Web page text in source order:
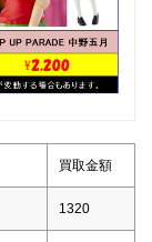
買取金額
1320